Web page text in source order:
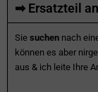
➡ Ersatzteil
Sie suchen nach
können es aber
aus & ich leite Ihre